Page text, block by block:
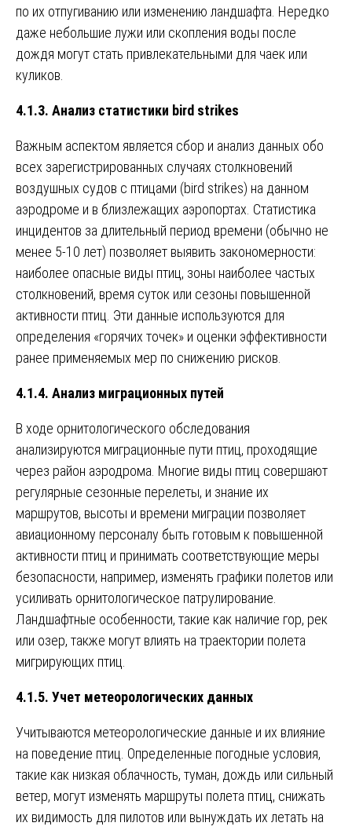
по их отпугиванию или изменению ландшафта. Нередко
даже небольшие лужи или скопления воды после
дождя могут стать привлекательными для чаек или
куликов.
4.1.3. Анализ статистики bird strikes
Важным аспектом является сбор и анализ данных обо
всех зарегистрированных случаях столкновений
воздушных судов с птицами (bird strikes) на данном
аэродроме и в близлежащих аэропортах. Статистика
инцидентов за длительный период времени (обычно не
менее 5-10 лет) позволяет выявить закономерности:
наиболее опасные виды птиц, зоны наиболее частых
столкновений, время суток или сезоны повышенной
активности птиц. Эти данные используются для
определения «горячих точек» и оценки эффективности
ранее применяемых мер по снижению рисков.
4.1.4. Анализ миграционных путей
В ходе орнитологического обследования
анализируются миграционные пути птиц, проходящие
через район аэродрома. Многие виды птиц совершают
регулярные сезонные перелеты, и знание их
маршрутов, высоты и времени миграции позволяет
авиационному персоналу быть готовым к повышенной
активности птиц и принимать соответствующие меры
безопасности, например, изменять графики полетов или
усиливать орнитологическое патрулирование.
Ландшафтные особенности, такие как наличие гор, рек
или озер, также могут влиять на траектории полета
мигрирующих птиц.
4.1.5. Учет метеорологических данных
Учитываются метеорологические данные и их влияние
на поведение птиц. Определенные погодные условия,
такие как низкая облачность, туман, дождь или сильный
ветер, могут изменять маршруты полета птиц, снижать
их видимость для пилотов или вынуждать их летать на